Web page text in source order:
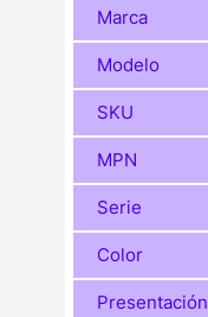
Marca
Modelo
SKU
MPN
Serie
Color
Presentación